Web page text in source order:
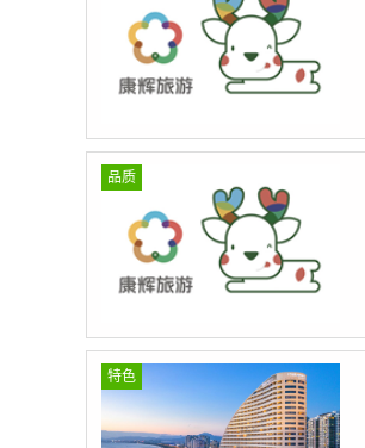
品质
特色